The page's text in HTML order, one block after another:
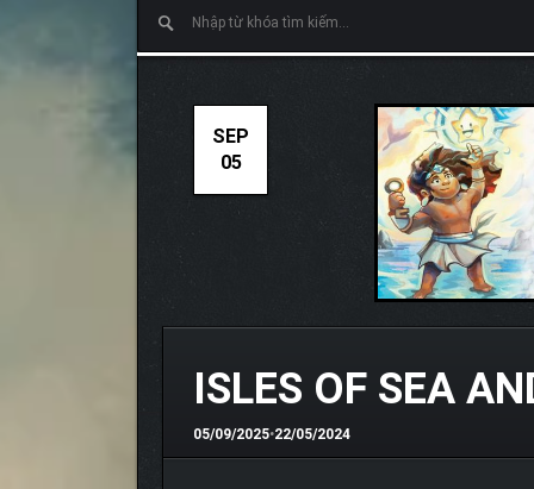
SEP
05
ISLES OF SEA
05/09/2025•22/05/2024